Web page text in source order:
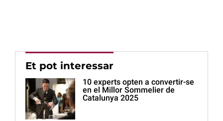
Et pot interessar
10 experts opten a convertir-se
en el Millor Sommelier de
Catalunya 2025